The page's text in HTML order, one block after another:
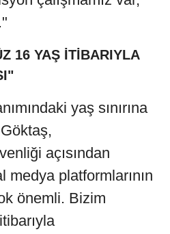
16 YAŞ İTİBARIYLA
yaş sınırına
açısından
medya platformlarının
önemli. Bizim